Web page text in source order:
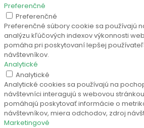
Preferenčné
Preferenčné
Preferenčné súbory cookie sa používajú
analýzu kľúčových indexov výkonnosti
pomáha pri poskytovaní lepšej
návštevníkov.
Analytické
Analytické
Analytické cookies sa používajú na
návštevníci interagujú s webovou
pomáhajú poskytovať informácie o
návštevníkov, miera odchodov, zdroj
Marketingové